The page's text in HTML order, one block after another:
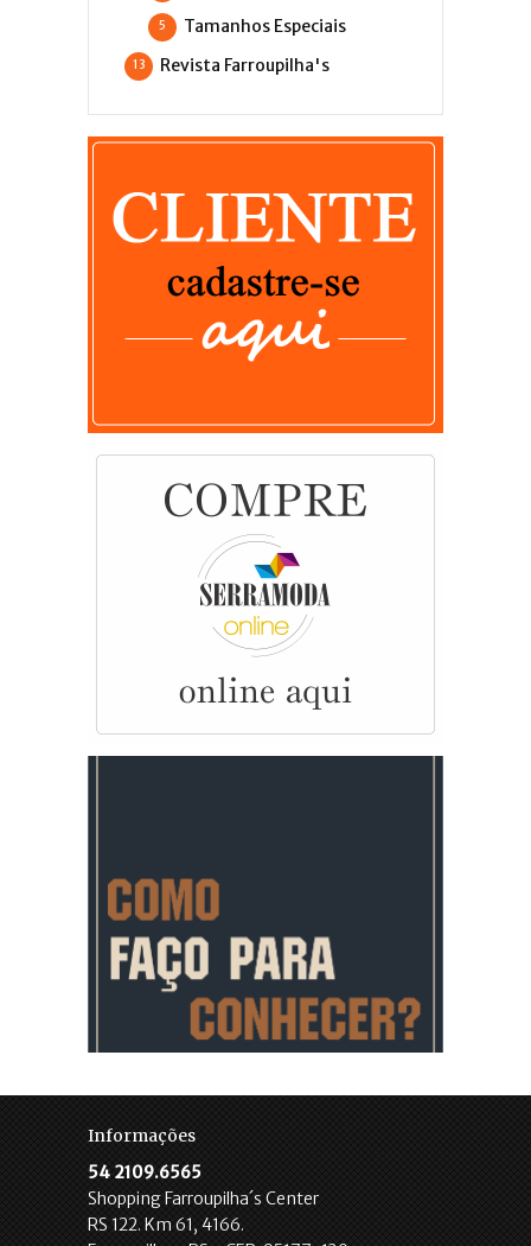
Tamanhos Especiais
5
Revista Farroupilha's
13
Informações
54 2109.6565
Shopping Farroupilha´s Center
RS 122. Km 61, 4166.